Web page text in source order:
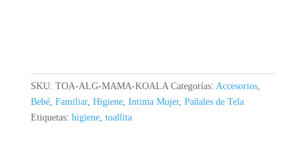
SKU: TOA-ALG-MAMA-KOALA Categorías: Accesorios,
Bebé, Familiar, Higiene, Intima Mujer, Pañales de Tela
Etiquetas: higiene, toallita